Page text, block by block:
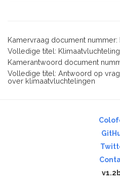
Kamervraag document
Volledige titel:
Kamerantwoord document
Volledige titel: Antwoord op
over klimaatvluchtelingen